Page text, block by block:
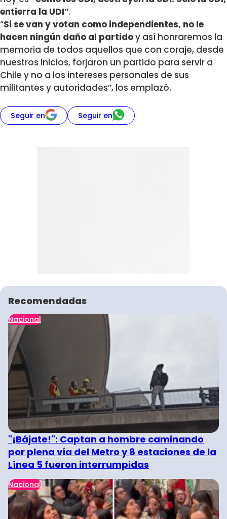
entierra la UDI”.
“Si se van y votan como independientes, no le
hacen ningún daño al partidoy así honraremos la
memoria de todos aquellos que con coraje, desde
nuestros inicios, forjaron un partido para servir a
Chile y no a los intereses personales de sus
militantes y autoridades”, los emplazó.
Seguir en Seguir en
Recomendadas
Nacional
"¡Bájate!": Captan a hombre caminando
por plena vía del Metro y 8 estaciones de la
Línea 5 fueron interrumpidas
Nacional